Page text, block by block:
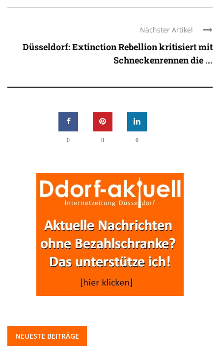
Nächster Artikel
Düsseldorf: Extinction Rebellion kritisiert mit
Schneckenrennen die ...
0 0 0
NEUESTE BEITRÄGE